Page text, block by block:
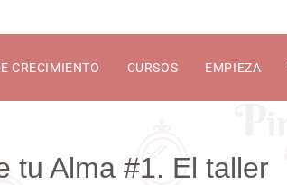
CRECIMIENTO CURSOS EMPIEZA
1. El taller